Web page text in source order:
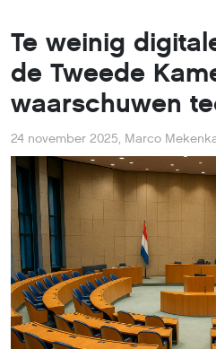
Te weinig
de Tweede
waarschuwen
24 november 2025, Marco